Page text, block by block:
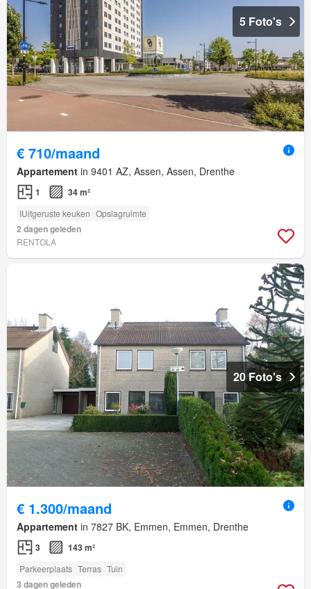
5 Foto's
€ 710/maand
Appartement in 9401 AZ, Assen, Assen, Drenthe
1 34 m²
IUitgeruste keuken Opslagruimte
2 dagen geleden
RENTOLA
20 Foto's
€ 1.300/maand
Appartement in 7827 BK, Emmen, Emmen, Drenthe
3 143 m²
Parkeerplaats Terras Tuin
3 dagen geleden